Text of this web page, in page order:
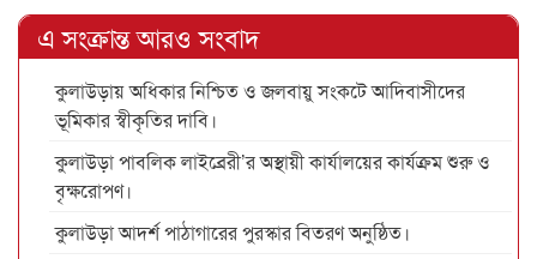
এ সংক্রান্ত আরও সংবাদ
কুলাউড়ায় অধিকার নিশ্চিত ও জলবায়ু সংকটে আদিবাসীদের
ভূমিকার স্বীকৃতির দাবি।
কুলাউড়া পাবলিক লাইব্রেরী’র অস্থায়ী কার্যালয়ের কার্যক্রম শুরু ও
বৃক্ষরোপণ।
কুলাউড়া আদর্শ পাঠাগারের পুরস্কার বিতরণ অনুষ্ঠিত।